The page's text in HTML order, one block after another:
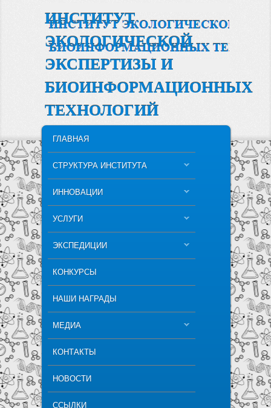
ИНСТИТУТ
ЭКОЛОГИЧЕСКОЙ
ЭКСПЕРТИЗЫ И
БИОИНФОРМАЦИОННЫХ
ТЕХНОЛОГИЙ
SKIP TO PRIMARY CONTENT
SKIP TO SECONDARY CONTENT
ГЛАВНАЯ
СТРУКТУРА ИНСТИТУТА
ИННОВАЦИИ
УСЛУГИ
ЭКСПЕДИЦИИ
КОНКУРСЫ
НАШИ НАГРАДЫ
МЕДИА
КОНТАКТЫ
НОВОСТИ
ССЫЛКИ